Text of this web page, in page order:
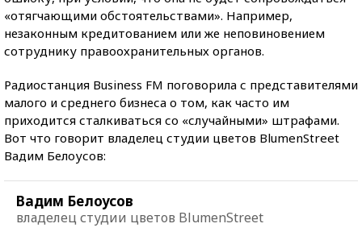
«отягчающими обстоятельствами». Например,
незаконным кредитованием или же неповиновением
сотруднику правоохранительных органов.
Радиостанция Business FM поговорила с представителями
малого и среднего бизнеса о том, как часто им
приходится сталкиваться со «случайными» штрафами.
Вот что говорит владелец студии цветов BlumenStreet
Вадим Белоусов:
Вадим Белоусов
владелец студии цветов BlumenStreet